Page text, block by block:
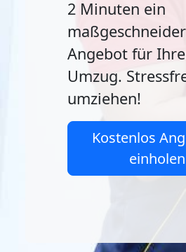
2 Minuten ein
Angebot für
Umzug.
umziehen!
Kostenlos
einholen